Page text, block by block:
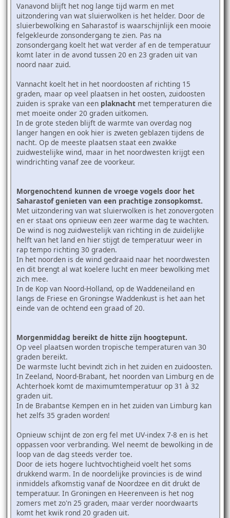
Vanavond blijft het nog lange tijd warm en met
uitzondering van wat sluierwolken is het helder. Door de
sluierbewolking en Saharastof is waarschijnlijk een mooie
felgekleurde zonsondergang te zien. Pas na
zonsondergang koelt het wat verder af en de temperatuur
komt later in de avond tussen 20 en 23 graden uit van
noord naar zuid.
Vannacht koelt het in het noordoosten af richting 15
graden, maar op veel plaatsen in het oosten, zuidoosten
zuiden is sprake van een plaknacht met temperaturen die
met moeite onder 20 graden uitkomen.
In de grote steden blijft de warmte van overdag nog
langer hangen en ook hier is zweten geblazen tijdens de
nacht. Op de meeste plaatsen staat een zwakke
zuidwestelijke wind, maar in het noordwesten krijgt een
windrichting vanaf zee de voorkeur.
Morgenochtend kunnen de vroege vogels door het
Saharastof genieten van een prachtige zonsopkomst.
Met uitzondering van wat sluierwolken is het zonovergoten
en er staat ons opnieuw een zeer warme dag te wachten.
De wind is nog zuidwestelijk van richting in de zuidelijke
helft van het land en hier stijgt de temperatuur weer in
rap tempo richting 30 graden.
In het noorden is de wind gedraaid naar het noordwesten
en dit brengt al wat koelere lucht en meer bewolking met
zich mee.
In de Kop van Noord-Holland, op de Waddeneiland en
langs de Friese en Groningse Waddenkust is het aan het
einde van de ochtend een graad of 20.
Morgenmiddag bereikt de hitte zijn hoogtepunt.
Op veel plaatsen worden tropische temperaturen van 30
graden bereikt.
De warmste lucht bevindt zich in het zuiden en zuidoosten.
In Zeeland, Noord-Brabant, het noorden van Limburg en de
Achterhoek komt de maximumtemperatuur op 31 à 32
graden uit.
In de Brabantse Kempen en in het zuiden van Limburg kan
het zelfs 35 graden worden!
Opnieuw schijnt de zon erg fel met UV-index 7-8 en is het
oppassen voor verbranding. Wel neemt de bewolking in de
loop van de dag steeds verder toe.
Door de iets hogere luchtvochtigheid voelt het soms
drukkend warm. In de noordelijke provincies is de wind
inmiddels afkomstig vanaf de Noordzee en dit drukt de
temperatuur. In Groningen en Heerenveen is het nog
zomers met zo'n 25 graden, maar verder noordwaarts
komt het kwik rond 20 graden uit.